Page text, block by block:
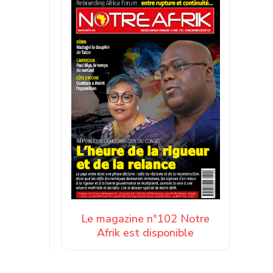
Le magazine n°102 Notre
Afrik est disponible